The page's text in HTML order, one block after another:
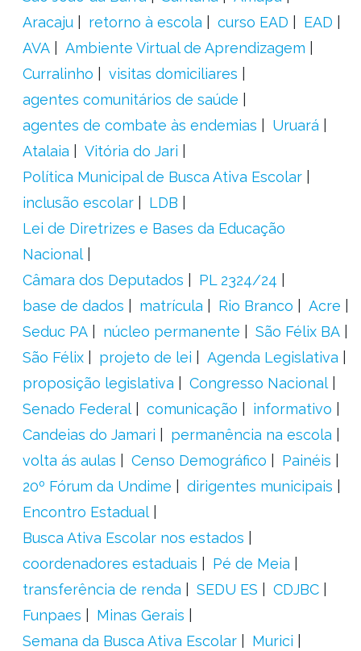
Aracaju
retorno à escola curso EAD
EAD
AVA
Ambiente Virtual de Aprendizagem
Curralinho
visitas domiciliares
agentes comunitários de saúde
agentes de combate às endemias
Uruará
Atalaia
Vitória do Jari
Política Municipal de Busca Ativa Escolar
inclusão escolar
LDB
Lei de Diretrizes e Bases da Educação
Nacional
Câmara dos Deputados
PL 2324/24
base de dados
matrícula Rio Branco
Acre
Seduc PA
núcleo permanente
São Félix BA
São Félix
projeto de lei
Agenda Legislativa
proposição legislativa
Congresso Nacional
Senado Federal
comunicação
informativo
Candeias do Jamari
permanência na escola
volta ás aulas
Censo Demográfico
Painéis
20º Fórum da Undime
dirigentes municipais
Encontro Estadual
Busca Ativa Escolar nos estados
coordenadores estaduais
Pé de Meia
transferência de renda
SEDU ES
CDJBC
Funpaes
Minas Gerais
Semana da Busca Ativa Escolar
Murici